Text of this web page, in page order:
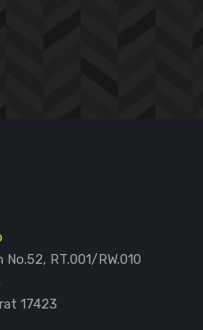
No.52, RT.001/RW.010
17423